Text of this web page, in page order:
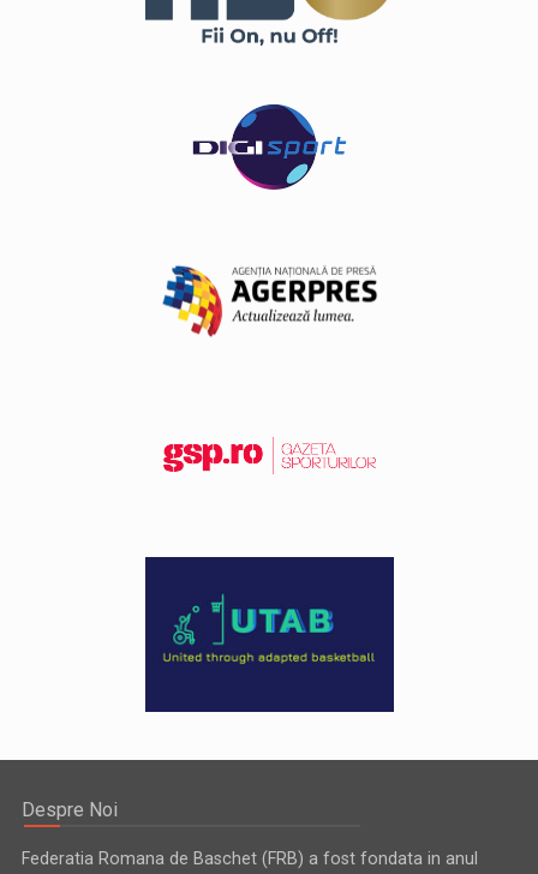
Despre Noi
Federatia Romana de Baschet (FRB) a fost fondata in anul